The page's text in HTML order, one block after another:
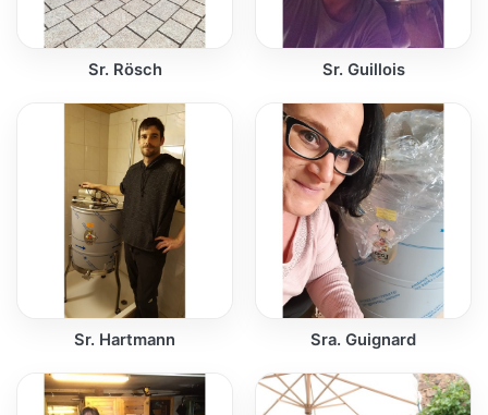
Sr. Rösch Sr. Guillois
Sr. Hartmann Sra. Guignard